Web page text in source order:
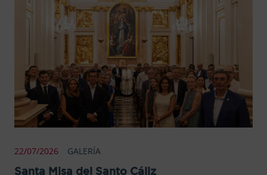
22/07/2026 GALERÍA
Santa Misa del Santo Cáliz